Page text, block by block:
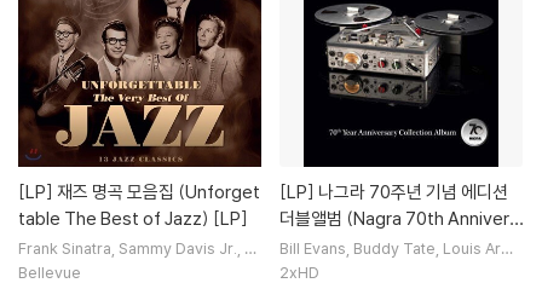
[LP]
table The Best of Jazz) [LP]
Frank Sinatra Sammy Davis Jr.
C
armen McRae
Bellevue
[LP]
더블앨범 (Nagra 70th Annivers
ary Vinyl Album) [2LP]
Bill Evans Buddy Tate Louis Arms
trong
2xHD